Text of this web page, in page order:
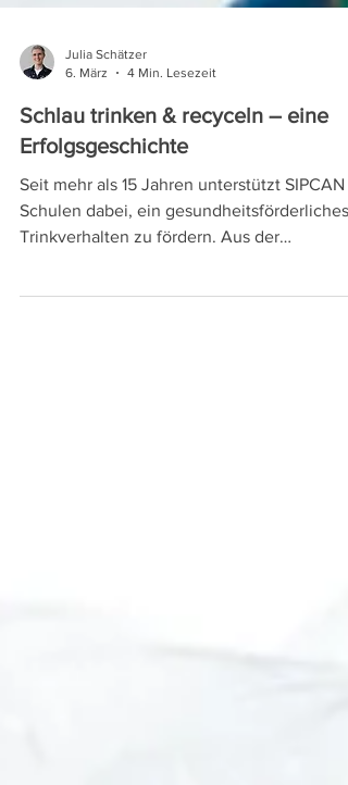
Schlau trinken & recyceln – eine
Erfolgsgeschichte
Seit mehr als 15 Jahren unterstützt SIPCAN
Schulen dabei, ein gesundheitsförderliches
ursprünglichen Initiative „Schlau-Trinken-